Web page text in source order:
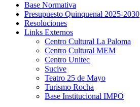
Base Normativa
Presupuesto Quinquenal 2025-2030
Resoluciones
Links Externos
Centro Cultural La Paloma
Centro Cultural MEM
Centro Unitec
Sucive
Teatro 25 de Mayo
Turismo Rocha
Base Institucional IMPO